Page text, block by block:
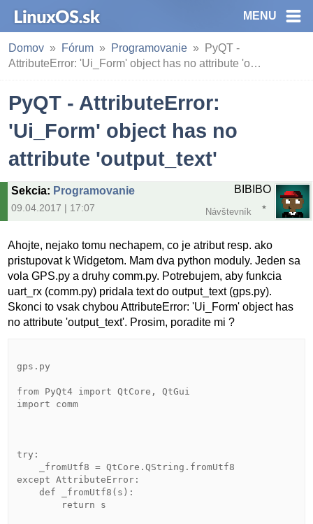
MENU
Domov Fórum Programovanie
PyQT -
AttributeError: 'Ui_Form' object has no attribute 'o…
PyQT - AttributeError:
'Ui_Form' object has no
attribute 'output_text'
Sekcia: Programovanie
09.04.2017 | 17:07
BIBIBO
Návštevník
Ahojte, nejako tomu nechapem, co je atribut resp. ako
pristupovat k Widgetom. Mam dva python moduly. Jeden sa
vola GPS.py a druhy comm.py. Potrebujem, aby funkcia
uart_rx (comm.py) pridala text do output_text (gps.py).
Skonci to vsak chybou AttributeError: 'Ui_Form' object has
no attribute 'output_text'. Prosim, poradite mi ?
gps.py
from PyQt4 import QtCore, QtGui
import comm
try:
    _fromUtf8 = QtCore.QString.fromUtf8
except AttributeError:
    def _fromUtf8(s):
        return s